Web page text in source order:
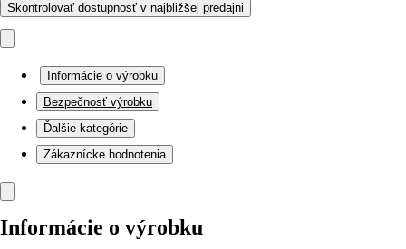
Skontrolovať dostupnosť v najbližšej predajni
Informácie o výrobku
Bezpečnosť výrobku
Ďalšie kategórie
Zákaznícke hodnotenia
Informácie o výrobku